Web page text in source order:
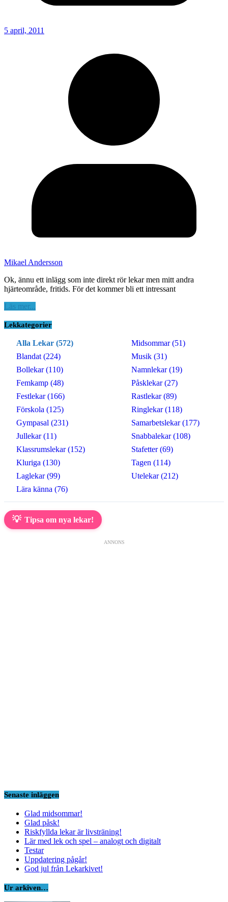
5 april, 2011
Mikael Andersson
Ok, ännu ett inlägg som inte direkt rör lekar men mitt andra
hjärteområde, fritids. För det kommer bli ett intressant
Läs mer...
Lekkategorier
Alla Lekar (572)
Blandat (224)
Bollekar (110)
Femkamp (48)
Festlekar (166)
Förskola (125)
Gympasal (231)
Jullekar (11)
Klassrumslekar (152)
Kluriga (130)
Laglekar (99)
Lära känna (76)
Midsommar (51)
Musik (31)
Namnlekar (19)
Påsklekar (27)
Rastlekar (89)
Ringlekar (118)
Samarbetslekar (177)
Snabbalekar (108)
Stafetter (69)
Tagen (114)
Utelekar (212)
💡 Tipsa om nya lekar!
ANNONS
Senaste inläggen
Glad midsommar!
Glad påsk!
Riskfyllda lekar är livsträning!
Lär med lek och spel – analogt och digitalt
Testar
Uppdatering pågår!
God jul från Lekarkivet!
Ur arkiven…